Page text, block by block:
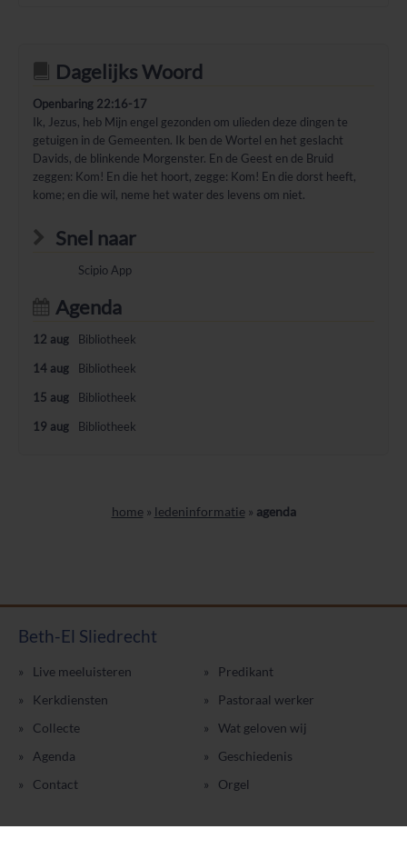
Dagelijks Woord
Openbaring 22:16-17
Ik, Jezus, heb Mijn engel gezonden om ulieden deze dingen te
getuigen in de Gemeenten. Ik ben de Wortel en het geslacht
Davids, de blinkende Morgenster. En de Geest en de Bruid
zeggen: Kom! En die het hoort, zegge: Kom! En die dorst heeft,
kome; en die wil, neme het water des levens om niet.
Snel naar
Scipio App
Agenda
12 aug Bibliotheek
14 aug Bibliotheek
15 aug Bibliotheek
19 aug Bibliotheek
home» ledeninformatie» agenda
Beth-El Sliedrecht
Live meeluisteren
Kerkdiensten
Collecte
Agenda
Contact
Predikant
Pastoraal werker
Wat geloven wij
Geschiedenis
Orgel